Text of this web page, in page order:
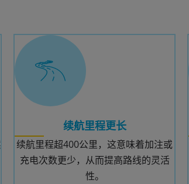
续航里程更长
续航里程超400公里，这意味着加注或
充电次数更少，从而提高路线的灵活
性。